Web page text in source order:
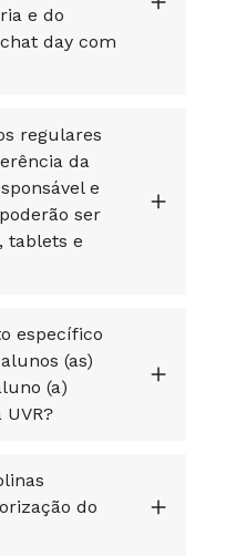
e do
day com
regulares
da
e
ser
tablets e
específico
(as)
(a)
do